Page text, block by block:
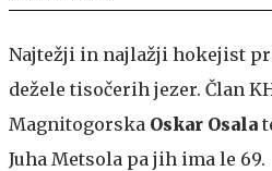
Najtežji in najlažji hokejist
dežele tisočerih jezer. Član
Magnitogorska Oskar Osala
Juha Metsola pa jih ima le 69.